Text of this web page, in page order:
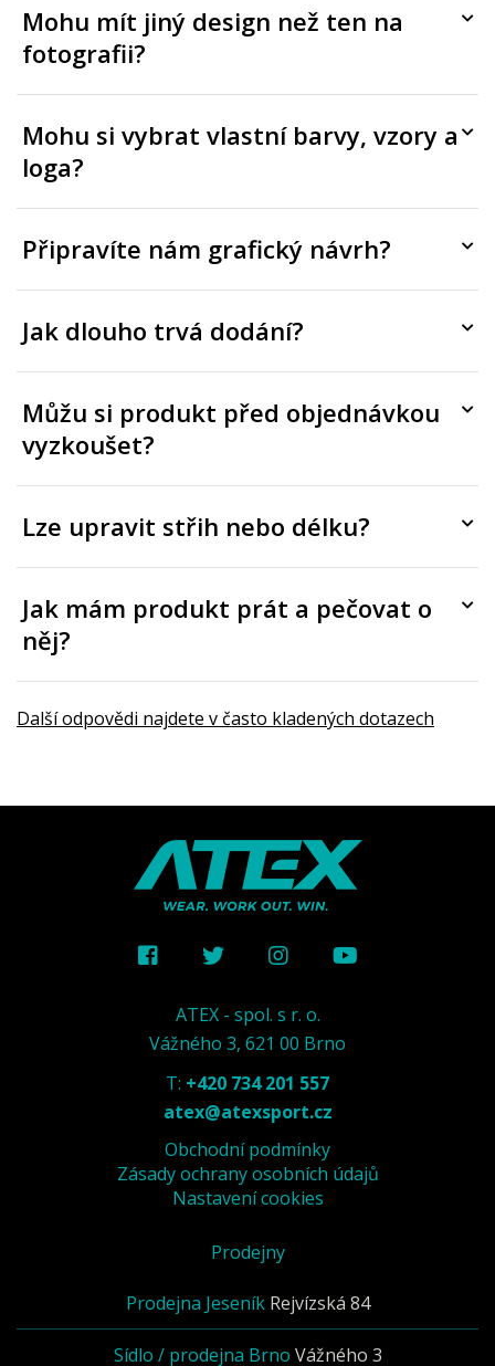
Mohu mít jiný design než ten na
fotografii?
Mohu si vybrat vlastní barvy, vzory a
loga?
Připravíte nám grafický návrh?
Jak dlouho trvá dodání?
Můžu si produkt před objednávkou
vyzkoušet?
Lze upravit střih nebo délku?
Jak mám produkt prát a pečovat o
něj?
Další odpovědi najdete v často kladených dotazech
ATEX - spol. s r. o.
Vážného 3, 621 00 Brno
T: +420 734 201 557
atex@atexsport.cz
Obchodní podmínky
Zásady ochrany osobních údajů
Nastavení cookies
Prodejny
Prodejna Jeseník Rejvízská 84
Sídlo / prodejna Brno Vážného 3